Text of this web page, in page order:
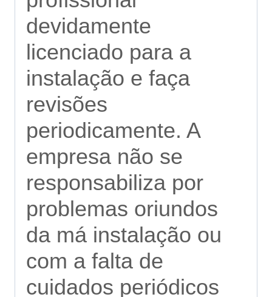
devidamente
licenciado para a
instalação e faça
revisões
periodicamente. A
empresa não se
responsabiliza por
problemas oriundos
da má instalação ou
com a falta de
cuidados periódicos